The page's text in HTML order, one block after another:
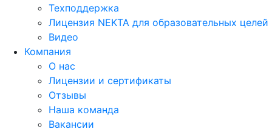
Техподдержка
Лицензия NEKTA для образовательных целей
Видео
Компания
О нас
Лицензии и сертификаты
Отзывы
Наша команда
Вакансии